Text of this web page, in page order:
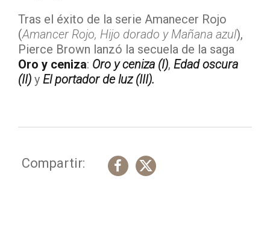
Tras el éxito de la serie Amanecer Rojo
(Amancer Rojo, Hijo dorado y Mañana azul),
Pierce Brown lanzó la secuela de la saga
Oro y ceniza: Oro y ceniza (I), Edad oscura
(II) y El portador de luz (III).
Compartir: